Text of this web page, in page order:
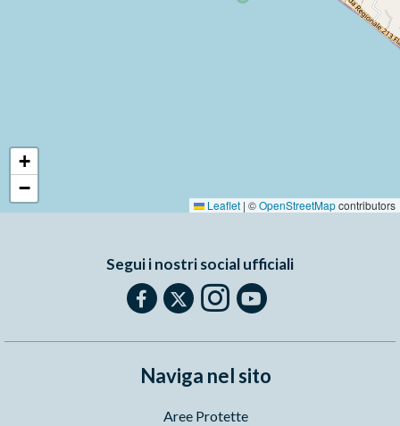
+
−
Leaflet | ©OpenStreetMapcontributors
Segui i nostri social ufficiali
Naviga nel sito
Aree Protette